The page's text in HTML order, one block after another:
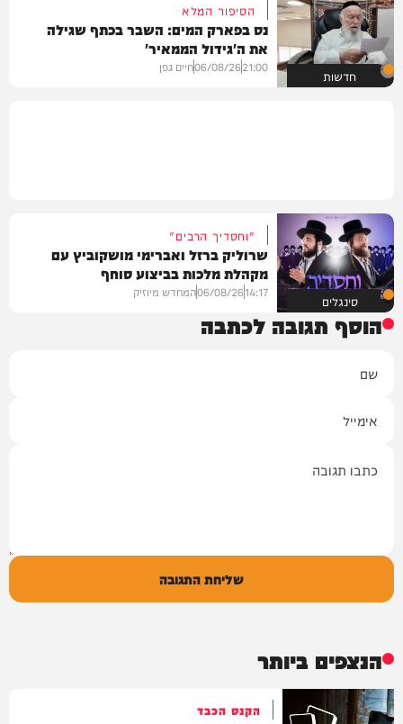
חדשות
הסיפור המלא
נס בפארק המים: השבר בכתף שגילה
את ה'גידול הממאיר'
21:00
06/08/26חיים גפן
סינגלים
"וחסדיך הרבים"
שרוליק ברזל ואברימי מושקוביץ עם
מקהלת מלכות בביצוע סוחף
14:17
06/08/26המחדש מיוזיק
הוסף תגובה לכתבה
שליחת התגובה
הנצפים ביותר
הקנס הכבד